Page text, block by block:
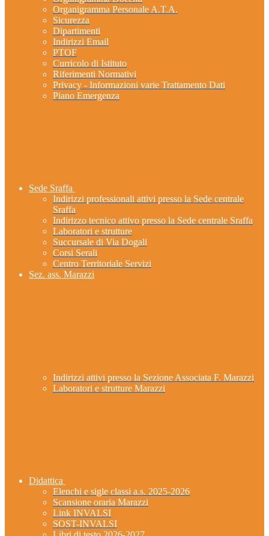
Organigramma Personale A.T.A.
Sicurezza
Dipartimenti
Indirizzi Email
PTOF
Curricolo di Istituto
Riferimenti Normativi
Privacy - Informazioni varie Trattamento Dati
Piano Emergenza
Sede Sraffa
Indirizzi professionali attivi presso la Sede centrale
Sraffa
Indirizzo tecnico attivo presso la Sede centrale Sraffa
Laboratori e strutture
Succursale di Via Dogali
Corsi Serali
Centro Territoriale Servizi
Sez. ass. Marazzi
Indirizzi attivi presso la Sezione Associata F. Marazzi
Laboratori e strutture Marazzi
Didattica
Elenchi e sigle classi a.s. 2025-2026
Scansione oraria Marazzi
Link INVALSI
SOST-INVALSI